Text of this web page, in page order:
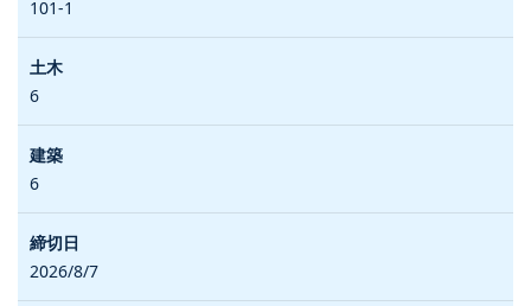
101-1
6
6
2026/8/7